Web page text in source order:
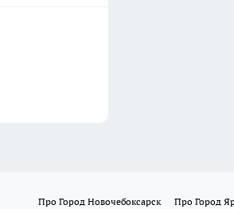
Про Город Новочебоксарск Про Город